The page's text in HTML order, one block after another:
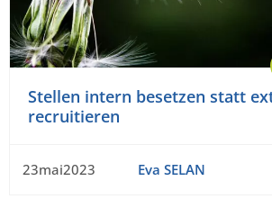
Stellen intern besetzen statt
recruitieren
23mai2023 Eva SELAN